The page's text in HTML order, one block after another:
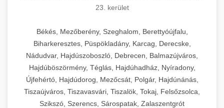
23. kerület
Békés, Mezőberény, Szeghalom, Berettyóújfalu,
Biharkeresztes, Püspökladány, Karcag, Derecske,
Nádudvar, Hajdúszoboszló, Debrecen, Balmazújváros,
Hajdúböszörmény, Téglás, Hajdúhadház, Nyíradony,
Újfehértó, Hajdúdorog, Mezőcsát, Polgár, Hajdúnánás,
Tiszaújváros, Tiszavasvári, Tiszalök, Tokaj, Felsőzsolca,
Szikszó, Szerencs, Sárospatak, Zalaszentgrót